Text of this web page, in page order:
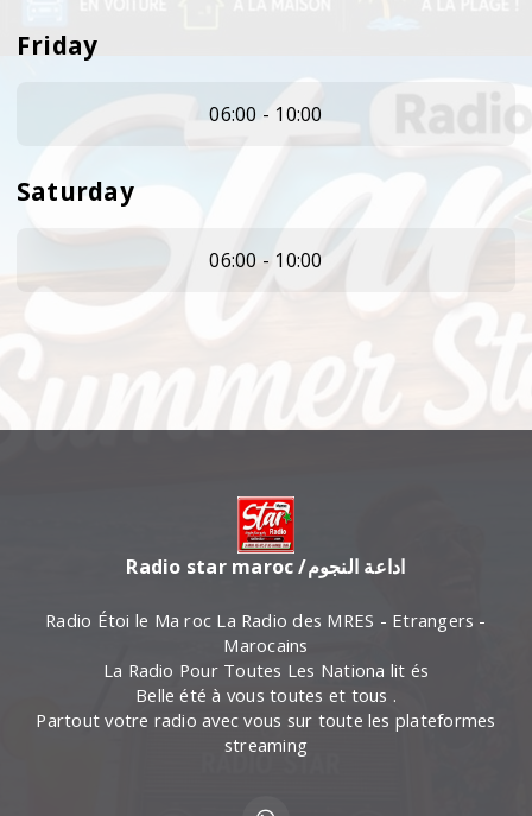
Friday
06:00 - 10:00
Saturday
06:00 - 10:00
Radio star maroc /اداعة النجوم
Radio Étoi le Ma roc La Radio des MRES - Etrangers -
Marocains
La Radio Pour Toutes Les Nationa lit és
Belle été à vous toutes et tous .
Partout votre radio avec vous sur toute les plateformes
streaming